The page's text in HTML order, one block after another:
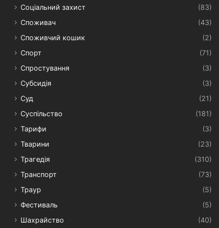
Соціальний захист
(83)
Споживач
(43)
Споживчий кошик
(2)
Спорт
(71)
Спростування
(3)
Субсидія
(3)
Суд
(21)
Суспільство
(181)
Тарифи
(3)
Тварини
(23)
Трагедія
(310)
Транспорт
(73)
Траур
(5)
Фестиваль
(5)
Шахрайство
(40)